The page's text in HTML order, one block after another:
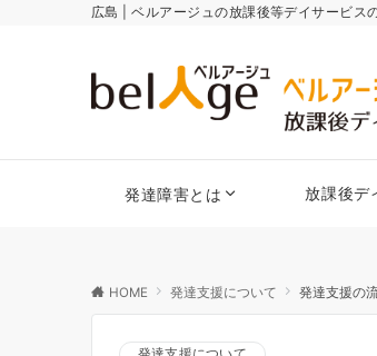
広島 | ベルアージュの放課後等デイサービス
発達障害とは 放課後デ
HOME 発達支援について 発達支援の